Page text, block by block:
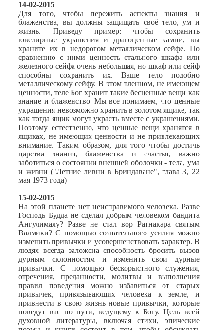
14-02-2015
Для того, чтобы пережить аспекты знания и
блаженства, вы должны защищать своё тело, ум и
жизнь. Приведу пример: чтобы сохранить
ювелирные украшения и драгоценные камни, вы
храните их в недорогом металлическом сейфе. По
сравнению с ними ценность стального шкафа или
железного сейфа очень небольшая, но шкаф или сейф
способны сохранить их. Ваше тело подобно
металлическому сейфу. В этом тленном, не имеющем
ценности, теле Бог хранит такие бесценные вещи как
знание и блаженство. Мы все понимаем, что ценные
украшения невозможно хранить в золотом ящике, так
как тогда ящик могут украсть вместе с украшениями.
Поэтому естественно, что ценные вещи хранятся в
ящиках, не имеющих ценности и не привлекающих
внимание. Таким образом, для того чтобы достичь
царства знания, блаженства и счастья, важно
заботиться о состоянии внешней оболочки - тела, ума
и жизни ("Летние ливни в Бриндаване", глава 3, 22
мая 1973 года)
15-02-2015
На этой планете нет неисправимого человека. Разве
Господь Будда не сделал добрым человеком бандита
Ангулималу? Разве не стал вор Ратнакара святым
Валмики? С помощью сознательного усилия можно
изменить привычки и усовершенствовать характер. В
людях всегда заложена способность бросить вызов
дурным склонностям и изменить свои дурные
привычки. С помощью бескорыстного служения,
отречения, преданности, молитвы и выполнения
правил поведения можно избавиться от старых
привычек, привязывающих человека к земле, и
привнести в свою жизнь новые привычки, которые
поведут вас по пути, ведущему к Богу. Цель всей
духовной литературы, включая стихи, эпические